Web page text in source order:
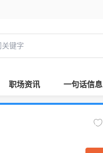
职场资讯 一句话信息